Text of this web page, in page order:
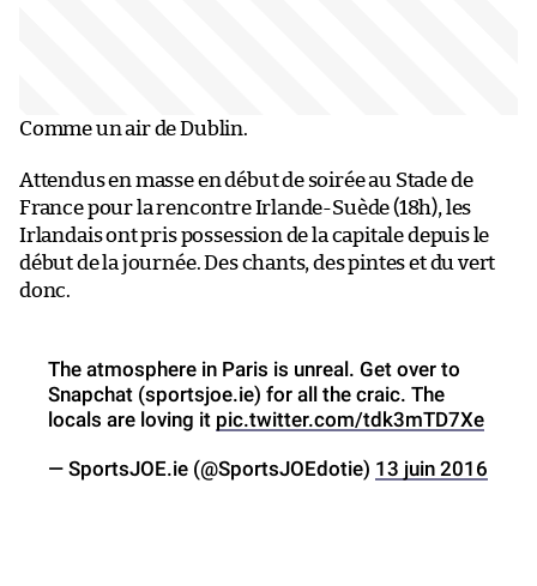
Comme un air de Dublin.
Attendus en masse en début de soirée au Stade de
France pour la rencontre Irlande-Suède (18h), les
Irlandais ont pris possession de la capitale depuis le
début de la journée. Des chants, des pintes et du vert
donc.
The atmosphere in Paris is unreal. Get over to
Snapchat (sportsjoe.ie) for all the craic. The
locals are loving it pic.twitter.com/tdk3mTD7Xe
— SportsJOE.ie (@SportsJOEdotie) 13 juin 2016